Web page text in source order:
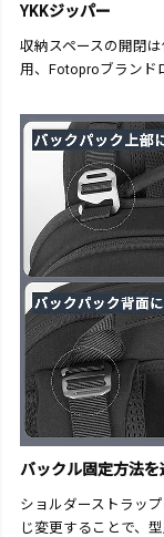
YKKジッパー
収納スペースの開閉
用、Fotoproブランド
バックル固定方法を
ショルダーストラッ
じ変更することで、